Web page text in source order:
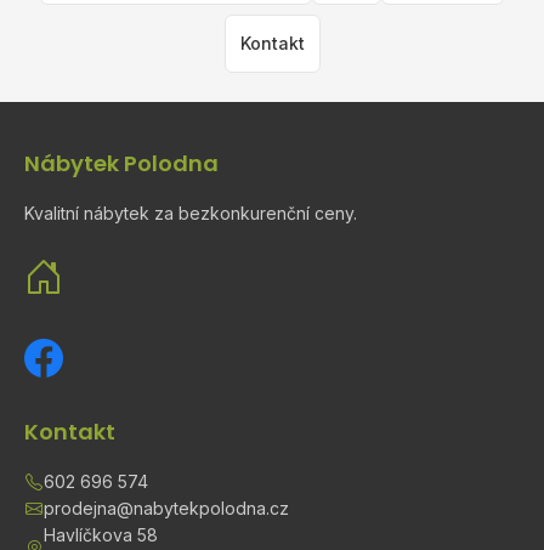
Kontakt
Nábytek Polodna
Kvalitní nábytek za bezkonkurenční ceny.
Kontakt
602 696 574
prodejna@nabytekpolodna.cz
Havlíčkova 58